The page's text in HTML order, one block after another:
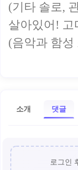
(기타 솔로,
살아있어! 고
(음악과 함성
소개 댓글
로그인